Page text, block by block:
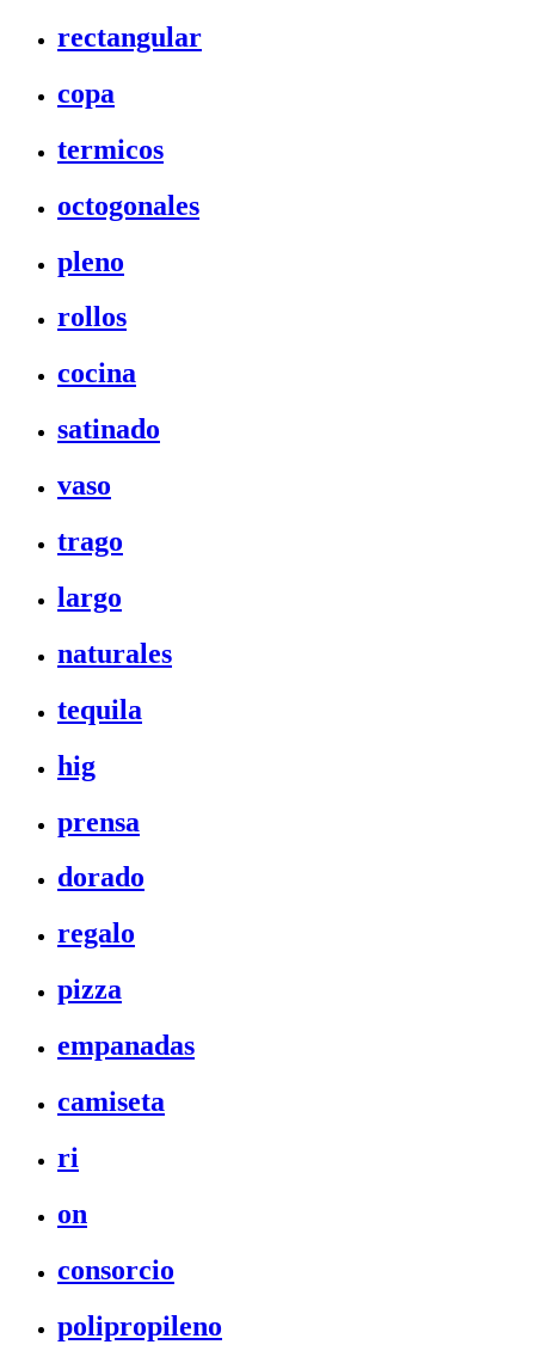
rectangular
copa
termicos
octogonales
pleno
rollos
cocina
satinado
vaso
trago
largo
naturales
tequila
hig
prensa
dorado
regalo
pizza
empanadas
camiseta
ri
on
consorcio
polipropileno